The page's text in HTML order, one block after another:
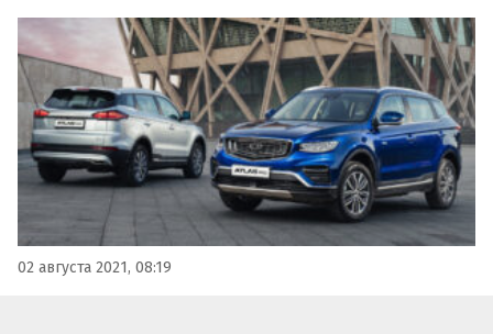
Atlas доступен россиянам в двух комплектациях
(Flagship и Flagship+) по цене 2 119 990 и 2 184 990…
02 августа 2021, 08:19